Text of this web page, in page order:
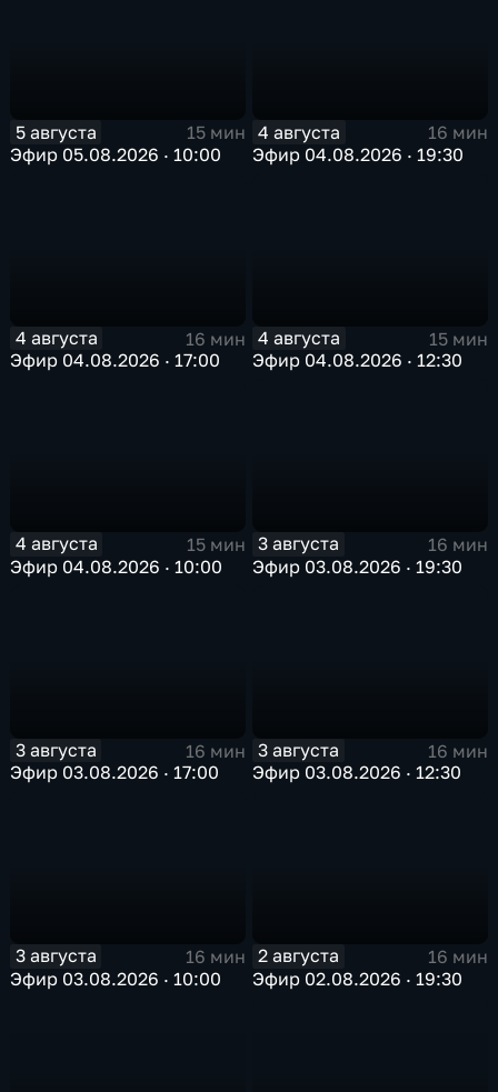
5 августа
15 мин
Эфир 05.08.2026 · 10:00
4 августа
16 мин
Эфир 04.08.2026 · 19:30
4 августа
16 мин
Эфир 04.08.2026 · 17:00
4 августа
15 мин
Эфир 04.08.2026 · 12:30
4 августа
15 мин
Эфир 04.08.2026 · 10:00
3 августа
16 мин
Эфир 03.08.2026 · 19:30
3 августа
16 мин
Эфир 03.08.2026 · 17:00
3 августа
16 мин
Эфир 03.08.2026 · 12:30
3 августа
16 мин
Эфир 03.08.2026 · 10:00
2 августа
16 мин
Эфир 02.08.2026 · 19:30